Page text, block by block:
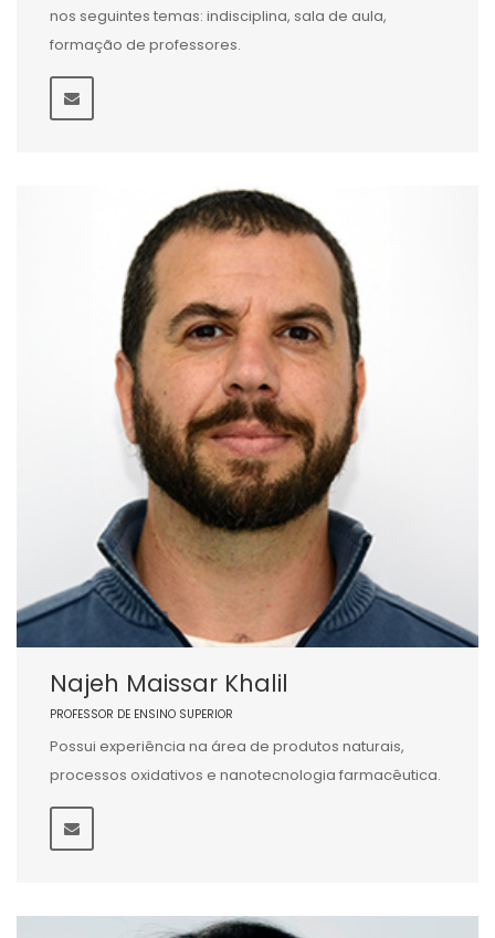
nos seguintes temas: indisciplina, sala de aula,
formação de professores.
Najeh Maissar Khalil
PROFESSOR DE ENSINO SUPERIOR
Possui experiência na área de produtos naturais,
processos oxidativos e nanotecnologia farmacêutica.